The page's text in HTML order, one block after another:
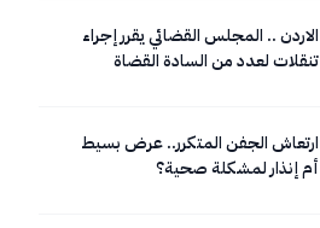
الاردن .. المجلس القضائي يقرر إجراء
تنقلات لعدد من السادة القضاة
ارتعاش الجفن المتكرر.. عرض بسيط
أم إنذار لمشكلة صحية؟